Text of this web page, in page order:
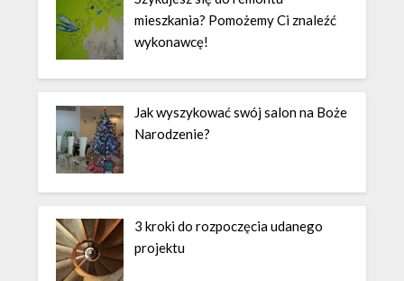
mieszkania? Pomożemy Ci znaleźć
wykonawcę!
Jak wyszykować swój salon na Boże
Narodzenie?
3 kroki do rozpoczęcia udanego
projektu